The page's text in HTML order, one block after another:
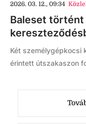
2026. 03. 12., 09:34
Baleset
Két személygépkocsi
érintett útszakaszon